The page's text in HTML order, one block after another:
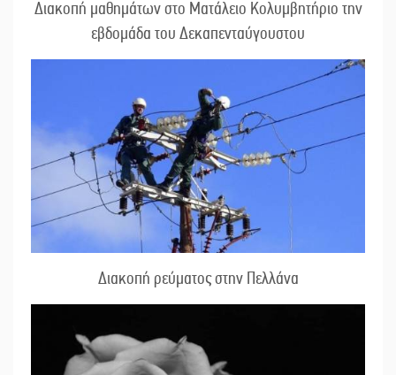
Διακοπή μαθημάτων στο Ματάλειο Κολυμβητήριο την
εβδομάδα του Δεκαπενταύγουστου
Διακοπή ρεύματος στην Πελλάνα